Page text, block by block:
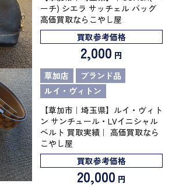
ーチ) シエラ サッチェル バッグ
高価買取ならこやし屋
買取参考価格
2,000 円
草加店
ブランド品
ルイ・ヴィトン
【草加市｜埼玉県】ルイ・ヴィト
ン サンチュール・LVイニシャル
ベルト 買取実績｜ 高価買取なら
こやし屋
買取参考価格
20,000 円